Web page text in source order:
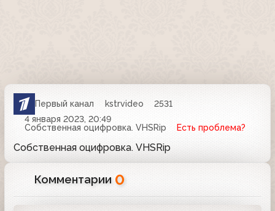
Первый канал kstrvideo
2531
4 января 2023, 20:49
Собственная оцифровка. VHSRip
Есть проблема?
Собственная оцифровка. VHSRip
Комментарии 0